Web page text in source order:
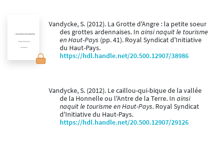
Vandycke, S. (2012). La Grotte d'Angre : la petite soeur
des grottes ardennaises. In ainsi naquit le tourisme
en Haut-Pays (pp. 41). Royal Syndicat d'Initiative
du Haut-Pays.
https://hdl.handle.net/20.500.12907/38986
Vandycke, S. (2012). Le caillou-qui-bique de la vallée
de la Honnelle ou l'Antre de la Terre. In ainsi
naquit le tourisme en Haut-Pays. Royal Syndicat
d'Initiative du Haut-Pays.
https://hdl.handle.net/20.500.12907/29126